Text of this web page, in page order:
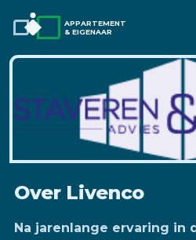
APPARTEMENT
& EIGENAAR
Over Livenco
Na jarenlange ervaring in